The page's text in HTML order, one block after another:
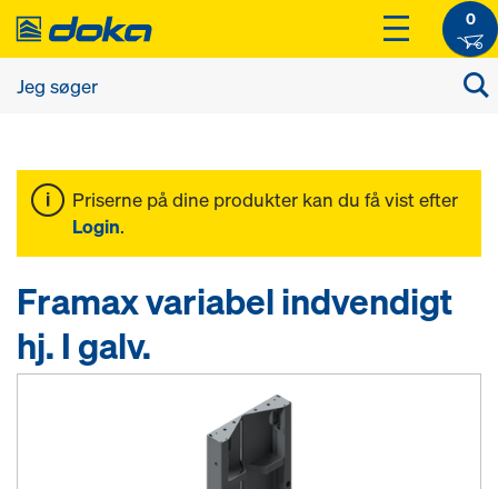
0
Priserne på dine produkter kan du få vist efter
Login.
Framax variabel indvendigt
hj. I galv.